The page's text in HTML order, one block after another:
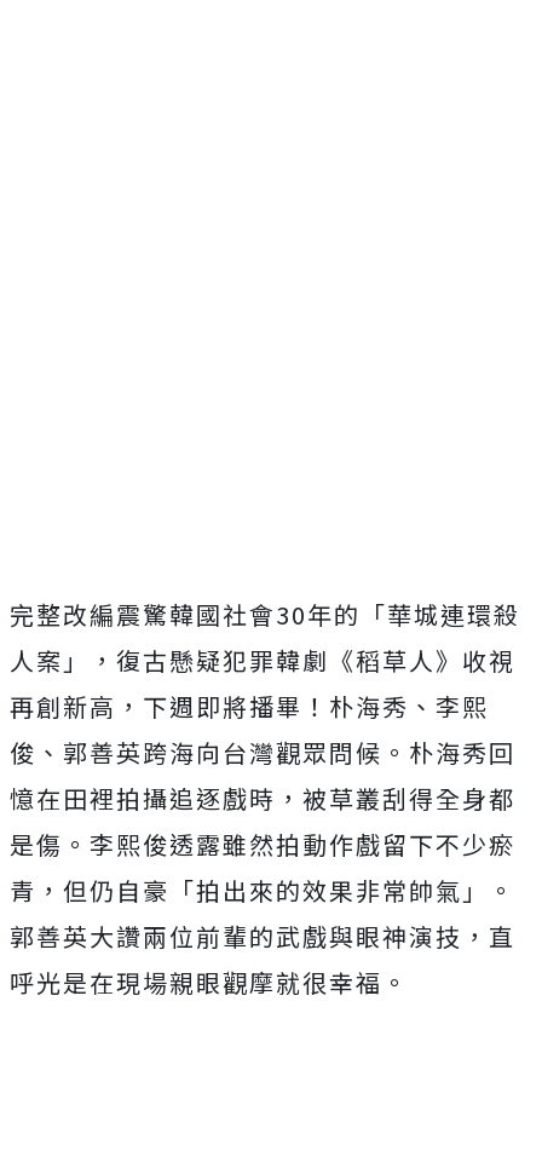
完整改編震驚韓國社會30年的「華城連環殺
人案」， 復古懸疑犯罪韓劇《稻草人》收視
再創新高，下週即將播畢！ 朴海秀、李熙
俊、郭善英跨海向台灣觀眾問候。 朴海秀回
憶在田裡拍攝追逐戲時，被草叢刮得全身都
是傷。 李熙俊透露雖然拍動作戲留下不少瘀
青，但仍自豪「拍出來的效果非常帥氣」。
郭善英大讚兩位前輩的武戲與眼神演技， 直
呼光是在現場親眼觀摩就很幸福。